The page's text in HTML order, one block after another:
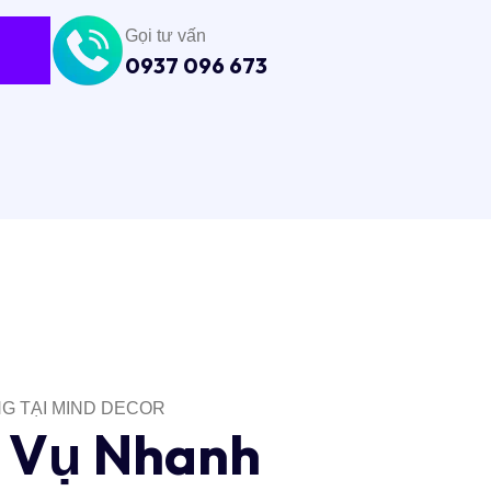
Gọi tư vấn
0937 096 673
TẠI MIND DECOR
Vụ Nhanh